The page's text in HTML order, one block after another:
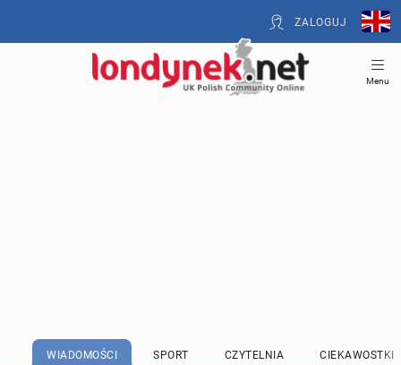
ZALOGUJ
Menu
WIADOMOŚCI SPORT CZYTELNIA CIEKAWOSTKI